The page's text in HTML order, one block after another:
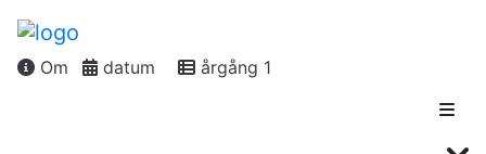
Om datum årgång 1